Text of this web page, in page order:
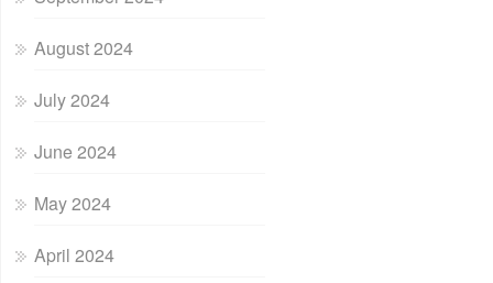
August 2024
July 2024
June 2024
May 2024
April 2024